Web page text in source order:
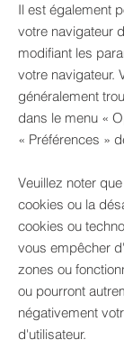
Il est également
votre navigateur
modifiant les
votre navigateur.
généralement
dans le menu «
« Préférences »
Veuillez noter
cookies ou la
cookies ou
vous empêcher
zones ou
ou pourront
négativement
d'utilisateur.